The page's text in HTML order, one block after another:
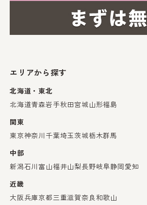
エリアから探す
北海道・東北
北海道青森岩手秋田宮城山形福島
関東
東京神奈川 千葉埼玉茨城栃木群馬
中部
新潟石川 富山福井山梨長野岐阜静岡愛知
近畿
大阪兵庫京都三重滋賀奈良和歌山